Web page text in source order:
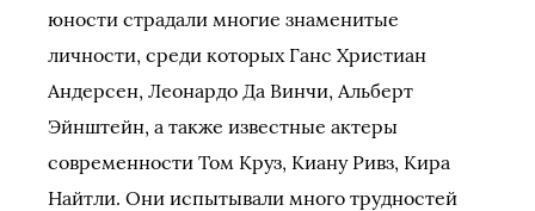
юности страдали многие знаменитые
личности, среди которых Ганс Христиан
Андерсен, Леонардо Да Винчи, Альберт
Эйнштейн, а также известные актеры
современности Том Круз, Киану Ривз, Кира
Найтли. Они испытывали много трудностей